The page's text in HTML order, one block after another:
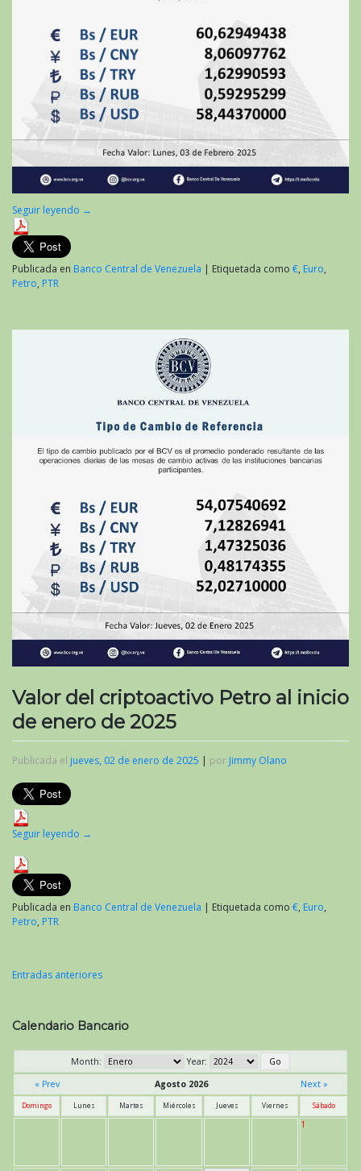
Seguir leyendo →
Publicada en Banco Central de Venezuela | Etiquetada como €, Euro,
Petro, PTR
Valor del criptoactivo Petro al inicio
de enero de 2025
Publicada el jueves, 02 de enero de 2025 | por Jimmy Olano
Seguir leyendo →
Publicada en Banco Central de Venezuela | Etiquetada como €, Euro,
Petro, PTR
de
entradas
Entradas anteriores
Calendario Bancario
Month:
Year:
« Prev
Agosto 2026 Next »
Domingo Lunes Martes Miércoles Jueves Viernes Sábado
1